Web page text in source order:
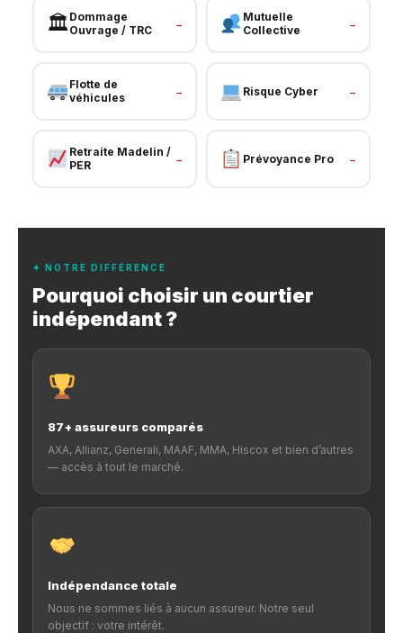
🏛 Dommage
Ouvrage / TRC
→
Mutuelle
Collective
→
Flotte de
véhicules
→ Risque Cyber →
Retraite Madelin /
PER
→ Prévoyance Pro →
✦ NOTRE DIFFÉRENCE
Pourquoi choisir un courtier
indépendant ?
87+ assureurs comparés
AXA, Allianz, Generali, MAAF, MMA, Hiscox et bien d’autres
— accès à tout le marché.
Indépendance totale
Nous ne sommes liés à aucun assureur. Notre seul
objectif : votre intérêt.